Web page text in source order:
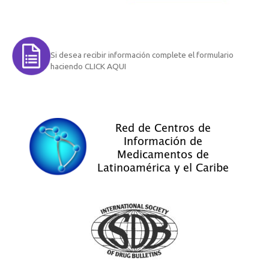
Si desea recibir información complete el formulario
haciendo CLICK AQUI